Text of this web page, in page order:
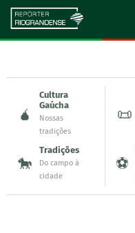
🧉
Cultura
Gaúcha
Nossas
tradições
📜
🐎
Tradições
Do campo à
cidade
⚽